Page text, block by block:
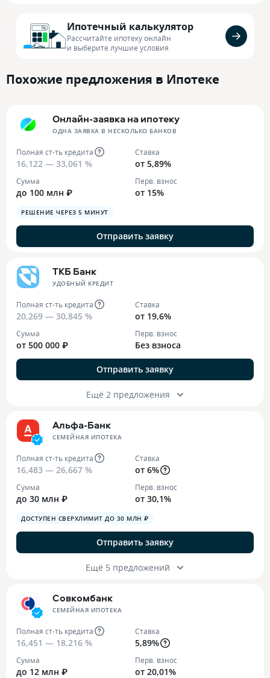
Ипотечный калькулятор
Рассчитайте ипотеку онлайн
и выберите лучшие условия
Похожие предложения в Ипотеке
Онлайн-заявка на ипотеку
ОДНА ЗАЯВКА В НЕСКОЛЬКО БАНКОВ
Полная ст-ть кредита
16,122 — 33,061 %
Ставка
от 5,89%
Сумма
до 100 млн ₽
Перв. взнос
от 15%
РЕШЕНИЕ ЧЕРЕЗ 5 МИНУТ
Отправить заявку
ТКБ Банк
УДОБНЫЙ КРЕДИТ
Полная ст-ть кредита
20,269 — 30,845 %
Ставка
от 19,6%
Сумма
от 500 000 ₽
Перв. взнос
Без взноса
Отправить заявку
Ещё 2 предложения
Альфа-Банк
СЕМЕЙНАЯ ИПОТЕКА
Полная ст-ть кредита
16,483 — 26,667 %
Ставка
от 6%
Сумма
до 30 млн ₽
Перв. взнос
от 30,1%
ДОСТУПЕН СВЕРХЛИМИТ ДО 30 МЛН ₽
Отправить заявку
Ещё 5 предложений
Совкомбанк
СЕМЕЙНАЯ ИПОТЕКА
Полная ст-ть кредита
16,451 — 18,216 %
Ставка
5,89%
Сумма
до 12 млн ₽
Перв. взнос
от 20,01%